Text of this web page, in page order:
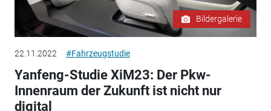
Bildergalerie
22.11.2022 #Fahrzeugstudie
Yanfeng-Studie XiM23: Der Pkw-
Innenraum der Zukunft ist nicht nur
digital